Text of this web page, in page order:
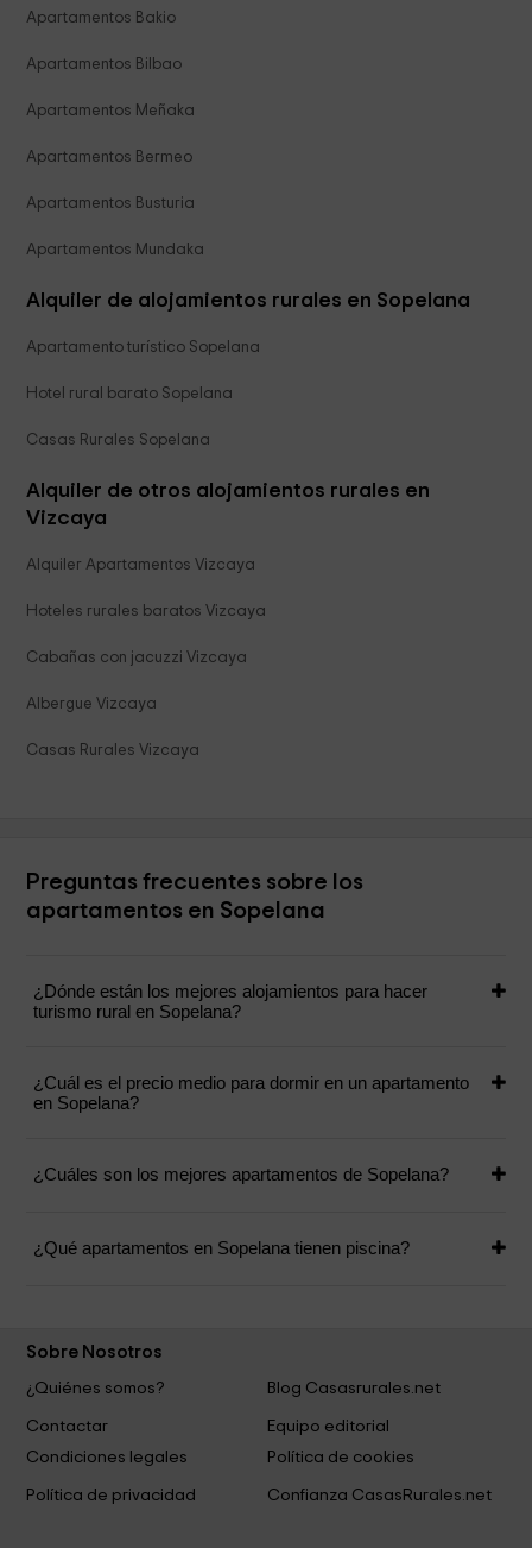
Apartamentos Bakio
Apartamentos Bilbao
Apartamentos Meñaka
Apartamentos Bermeo
Apartamentos Busturia
Apartamentos Mundaka
Alquiler de alojamientos rurales en Sopelana
Apartamento turístico Sopelana
Hotel rural barato Sopelana
Casas Rurales Sopelana
Alquiler de otros alojamientos rurales en
Vizcaya
Alquiler Apartamentos Vizcaya
Hoteles rurales baratos Vizcaya
Cabañas con jacuzzi Vizcaya
Albergue Vizcaya
Casas Rurales Vizcaya
Preguntas frecuentes sobre los
apartamentos en Sopelana
¿Dónde están los mejores alojamientos para hacer
turismo rural en Sopelana?
¿Cuál es el precio medio para dormir en un apartamento
en Sopelana?
¿Cuáles son los mejores apartamentos de Sopelana?
¿Qué apartamentos en Sopelana tienen piscina?
Sobre Nosotros
¿Quiénes somos?
Blog Casasrurales.net
Contactar
Equipo editorial
Condiciones legales
Política de cookies
Política de privacidad Confianza CasasRurales.net